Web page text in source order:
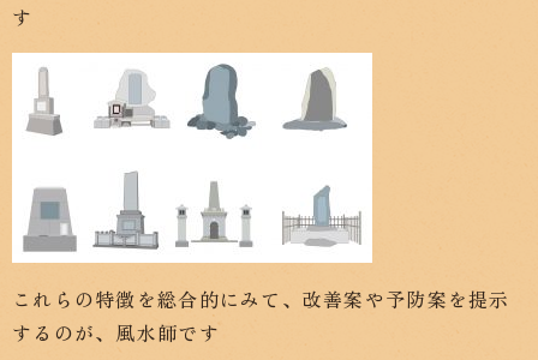
す
これらの特徴を総合的にみて、改善案や予防案を提示
するのが、風水師です